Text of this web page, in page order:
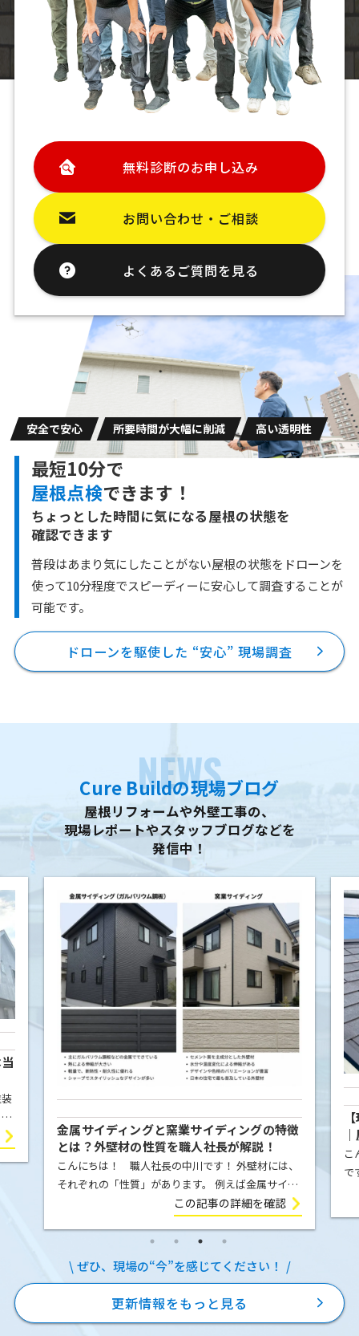
無料診断のお申し込み
お問い合わせ・ご相談
よくあるご質問を見る
安全で安心 所要時間が大幅に削減 高い透明性
最短10分で
屋根点検できます！
ちょっとした時間に気になる屋根の状態を
確認できます
普段はあまり気にしたことがない屋根の状態をドローンを
使って10分程度でスピーディーに安心して調査することが
可能です。
ドローンを駆使した “安心” 現場調査
NEWS
Cure Buildの現場ブログ
屋根リフォームや外壁工事の、
現場レポートやスタッフブログなどを
発信中！
金属サイディングと窯業サイディングの特徴
とは？外壁材の性質を職人社長が解説！
こんにちは！ 職人社長の中川です！ 外壁材には、
それぞれの「性質」があります。 例えば金属サイデ
ィング（ガルバリウム鋼板）は、気温の変化によっ
て膨張したり収縮したりします。夏の強い日差しを
受ければ少し伸び、冬に気温が下が […]
この記事の詳細を確認
こ
で
ぜひ、現場の“今”を感じてください！
更新情報をもっと見る